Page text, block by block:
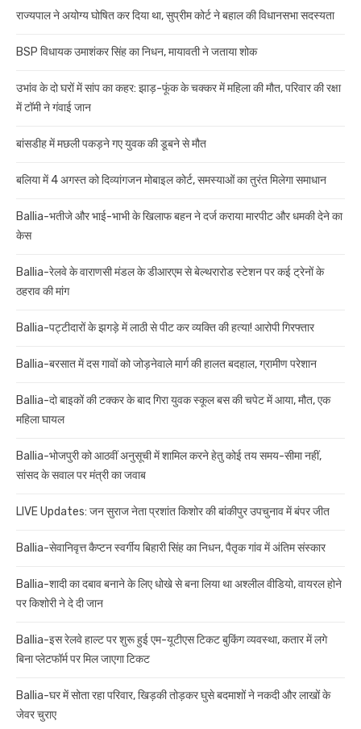
राज्यपाल ने अयोग्य घोषित कर दिया था, सुप्रीम कोर्ट ने बहाल की विधानसभा सदस्यता
BSP विधायक उमाशंकर सिंह का निधन, मायावती ने जताया शोक
उभांव के दो घरों में सांप का कहर: झाड़-फूंक के चक्कर में महिला की मौत, परिवार की रक्षा
में टॉमी ने गंवाई जान
बांसडीह में मछली पकड़ने गए युवक की डूबने से मौत
बलिया में 4 अगस्त को दिव्यांगजन मोबाइल कोर्ट, समस्याओं का तुरंत मिलेगा समाधान
Ballia-भतीजे और भाई-भाभी के खिलाफ बहन ने दर्ज कराया मारपीट और धमकी देने का
केस
Ballia-रेलवे के वाराणसी मंडल के डीआरएम से बेल्थरारोड स्टेशन पर कई ट्रेनों के
ठहराव की मांग
Ballia-पट्टीदारों के झगड़े में लाठी से पीट कर व्यक्ति की हत्या! आरोपी गिरफ्तार
Ballia-बरसात में दस गावों को जोड़नेवाले मार्ग की हालत बदहाल, ग्रामीण परेशान
Ballia-दो बाइकों की टक्कर के बाद गिरा युवक स्कूल बस की चपेट में आया, मौत, एक
महिला घायल
Ballia-भोजपुरी को आठवीं अनुसूची में शामिल करने हेतु कोई तय समय-सीमा नहीं,
सांसद के सवाल पर मंत्री का जवाब
LIVE Updates: जन सुराज नेता प्रशांत किशोर की बांकीपुर उपचुनाव में बंपर जीत
Ballia-सेवानिवृत्त कैप्टन स्वर्गीय बिहारी सिंह का निधन, पैतृक गांव में अंतिम संस्कार
Ballia-शादी का दबाव बनाने के लिए धोखे से बना लिया था अश्लील वीडियो, वायरल होने
पर किशोरी ने दे दी जान
Ballia-इस रेलवे हाल्ट पर शुरू हुई एम-यूटीएस टिकट बुकिंग व्यवस्था, कतार में लगे
बिना प्लेटफॉर्म पर मिल जाएगा टिकट
Ballia-घर में सोता रहा परिवार, खिड़की तोड़कर घुसे बदमाशों ने नकदी और लाखों के
जेवर चुराए